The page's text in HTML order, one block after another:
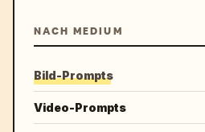
NACH MEDIUM
Bild-Prompts
Video-Prompts